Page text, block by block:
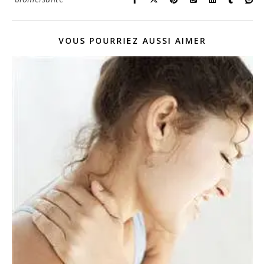
VOUS POURRIEZ AUSSI AIMER